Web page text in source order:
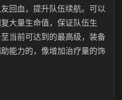
回血，提升队伍续航。可以
大量生命值，保证队伍生
当前可达到的最高级，装备
能力的，像增加治疗量的饰